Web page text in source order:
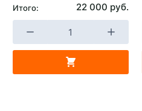
Итого: 22 000 руб.